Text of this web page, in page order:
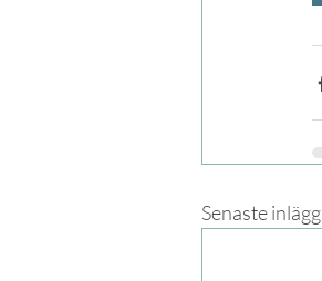
Senaste inlägg